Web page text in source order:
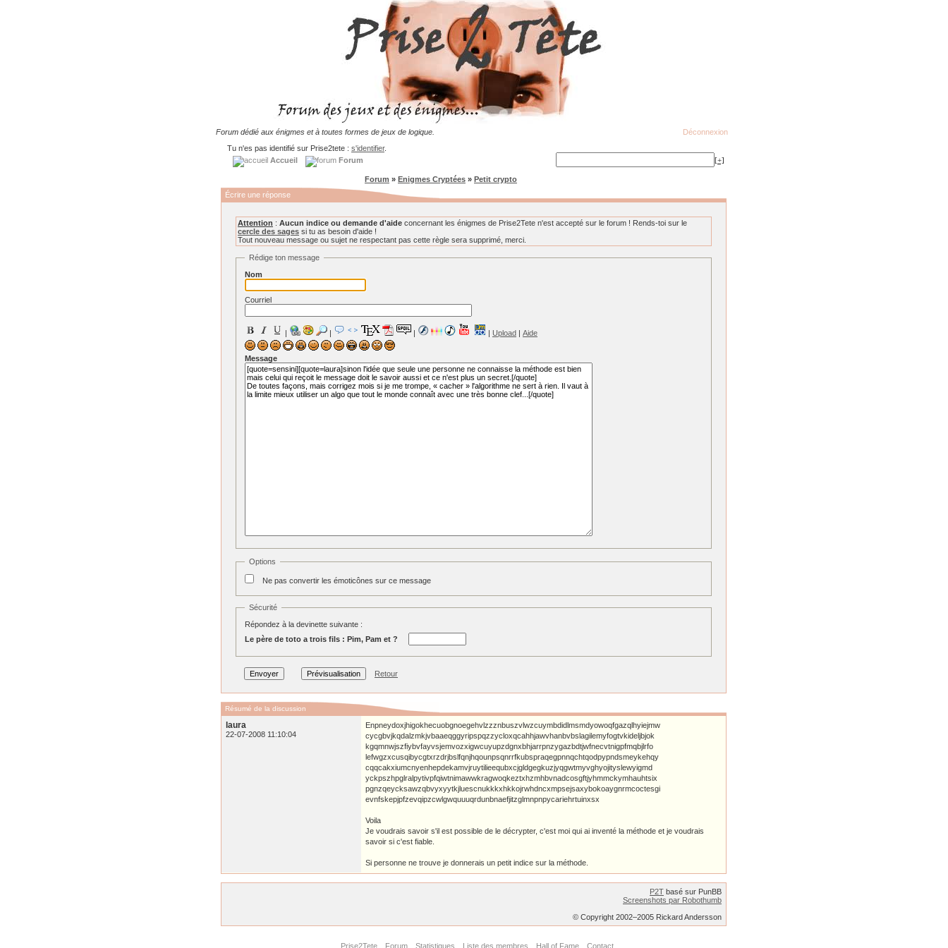
Forum dédié aux énigmes et à toutes formes de jeux de logique.
Déconnexion
Tu n'es pas identifié sur Prise2tete : s'identifier.
Accueil
Forum [+]
Forum » Enigmes Cryptées » Petit crypto
Écrire une réponse
Attention : Aucun indice ou demande d'aide concernant les énigmes de Prise2Tete n'est accepté sur le forum ! Rends-toi sur le
cercle des sages si tu as besoin d'aide !
Tout nouveau message ou sujet ne respectant pas cette règle sera supprimé, merci.
Rédige ton message
Nom
Courriel
| | | | Upload | Aide
Message
Options
Ne pas convertir les émoticônes sur ce message
Sécurité
Répondez à la devinette suivante :
Le père de toto a trois fils : Pim, Pam et ?
Retour
Résumé de la discussion
laura
22-07-2008 11:10:04
Enpneydoxjhigokhecuobgnoegehvlzzznbuszvlwzcuymbdidlmsmdyowoqfgazqlhyiejmw
cycgbvjkqdalzmkjvbaaeqggyripspqzzycloxqcahhjawvhanbvbslagilemyfogtvkideljbjok
kgqmnwjszfiybvfayvsjemvozxigwcuyupzdgnxbhjarrpnzygazbdtjwfnecvtnigpfmqbjlrfo
lefwgzxcusqibycgtxrzdrjbslfqnjhqounpsqnrrfkubspraqegpnnqchtqodpypndsmeykehqy
cqqcakxiumcnyenhepdekamvjruytilieequbxcjgldgegkuzjyqgwtmyvghyojityslewyigmd
yckpszhpglralpytivpfqiwtnimawwkragwoqkeztxhzmhbvnadcosgftjyhmmckymhauhtsix
pgnzqeycksawzqbvyxyytkjluescnukkkxhkkojrwhdncxmpsejsaxybokoaygnrmcoctesgi
evnfskepjpfzevqipzcwlgwquuuqrdunbnaefjitzglmnpnpycariehrtuinxsx
Voila
Je voudrais savoir s'il est possible de le décrypter, c'est moi qui ai inventé la méthode et je voudrais
savoir si c'est fiable.
Si personne ne trouve je donnerais un petit indice sur la méthode.
P2T basé sur PunBB
Screenshots par Robothumb
© Copyright 2002–2005 Rickard Andersson
Prise2Tete Forum Statistiques Liste des membres Hall of Fame Contact